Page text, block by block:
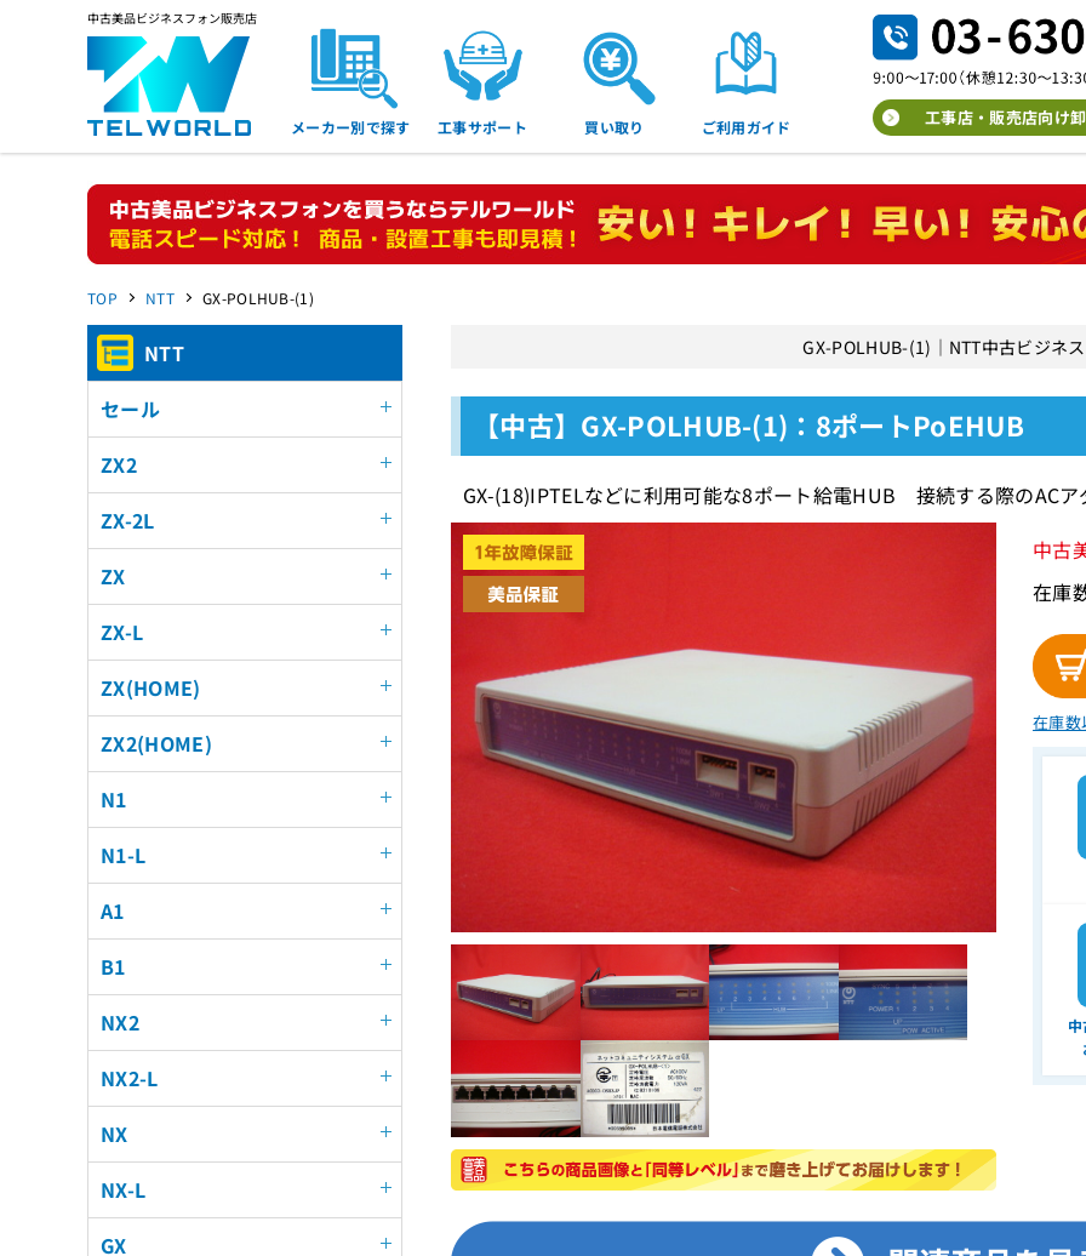
中古美品ビジネスフォン販売店
メーカー別で探す 工事サポート 買い取り ご利用ガイド 工事店・販売店向け
TOP NTT GX-POLHUB-(1)
GX-POLHUB-(1)｜NTT中古ビジネ
【中古】GX-POLHUB-(1)：8ポートPoEHUB
GX-(18)IPTELなどに利用可能な8ポート給電HUB 接続する際のAC
中古
在庫
在庫数
NTT
セール
ZX2
ZX-2L
ZX
ZX-L
ZX(HOME)
ZX2(HOME)
N1
N1-L
A1
B1
NX2
NX2-L
NX
NX-L
GX